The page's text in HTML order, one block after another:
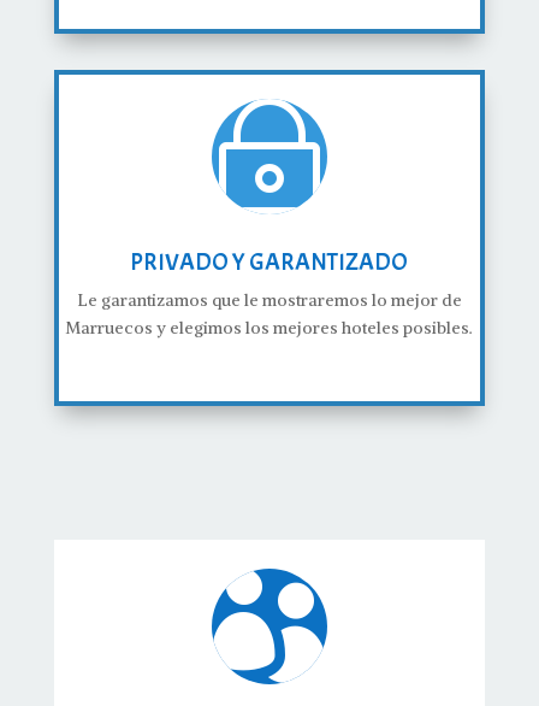
~
PRIVADO Y GARANTIZADO
Le garantizamos que le mostraremos lo mejor de
Marruecos y elegimos los mejores hoteles posibles.
